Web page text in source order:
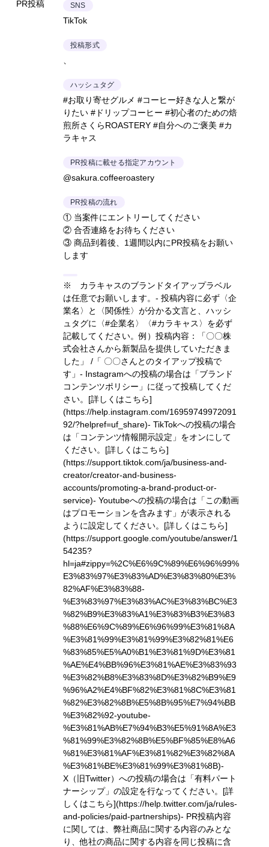
PR投稿 SNS
TikTok
投稿形式
ハッシュタグ
#お取り寄せグルメ #コーヒー好きな人と繋が
りたい #ドリップコーヒー #初心者のための焙
煎所さくらROASTERY #自分へのご褒美 #カ
ラキャス
PR投稿に載せる指定アカウント
@sakura.coffeeroastery
PR投稿の流れ
① 当案件にエントリーしてください
② 合否連絡をお待ちください
③ 商品到着後、1週間以内にPR投稿をお願い
します
※ カラキャスのブランドタイアップラベル
は任意でお願いします。- 投稿内容に必ず〈企
業名〉と〈関係性〉が分かる文言と、ハッシ
ュタグに〈#企業名〉〈#カラキャス〉を必ず
記載してください。例）投稿内容：「〇〇株
式会社さんから新製品を提供していただきま
した」 /「 〇〇さんとのタイアップ投稿で
す」 - Instagramへの投稿の場合は「ブランド
コンテンツポリシー」に従って投稿してくだ
さい。 [詳しくはこちら]
(https://help.instagram.com/16959749972091
92/?helpref=uf_share)- TikTokへの投稿の場合
は「コンテンツ情報開示設定」をオンにして
ください。 [詳しくはこちら]
(https://support.tiktok.com/ja/business-and-
creator/creator-and-business-
accounts/promoting-a-brand-product-or-
service)- Youtubeへの投稿の場合は「この動画
はプロモーションを含みます」が表示される
ように設定してください。 [詳しくはこちら]
(https://support.google.com/youtube/answer/1
54235?
hl=ja#zippy=%2C%E6%9C%89%E6%96%99%
E3%83%97%E3%83%AD%E3%83%80%E3%
82%AF%E3%83%88-
%E3%83%97%E3%83%AC%E3%83%BC%E3
%82%B9%E3%83%A1%E3%83%B3%E3%83
%88%E6%9C%89%E6%96%99%E3%81%8A
%E3%81%99%E3%81%99%E3%82%81%E6
%83%85%E5%A0%B1%E3%81%9D%E3%81
%AE%E4%BB%96%E3%81%AE%E3%83%93
%E3%82%B8%E3%83%8D%E3%82%B9%E9
%96%A2%E4%BF%82%E3%81%8C%E3%81
%82%E3%82%8B%E5%8B%95%E7%94%BB
%E3%82%92-youtube-
%E3%81%AB%E7%94%B3%E5%91%8A%E3
%81%99%E3%82%8B%E5%BF%85%E8%A6
%81%E3%81%AF%E3%81%82%E3%82%8A
%E3%81%BE%E3%81%99%E3%81%8B)-
X（旧Twitter）への投稿の場合は「有料パート
ナーシップ」の設定を行なってください。 [詳
しくはこちら](https://help.twitter.com/ja/rules-
and-policies/paid-partnerships)- PR投稿内容
に関しては、弊社商品に関する内容のみとな
り、他社の商品に関する内容を同じ投稿に含